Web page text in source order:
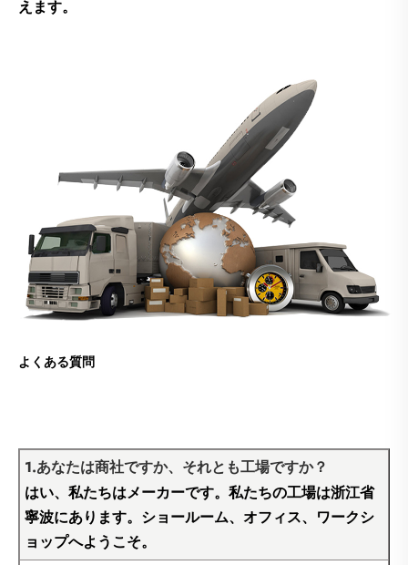
えます。
よくある質問
1.あなたは商社ですか、それとも工場ですか？
はい、私たちはメーカーです。私たちの工場は浙江省
寧波にあります。ショールーム、オフィス、ワークシ
ョップへようこそ。